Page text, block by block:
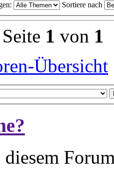
Sortiere nach
1 von 1
Übersicht